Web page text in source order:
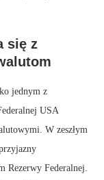
się z
jednym z
USA
W zeszłym
Rezerwy Federalnej.